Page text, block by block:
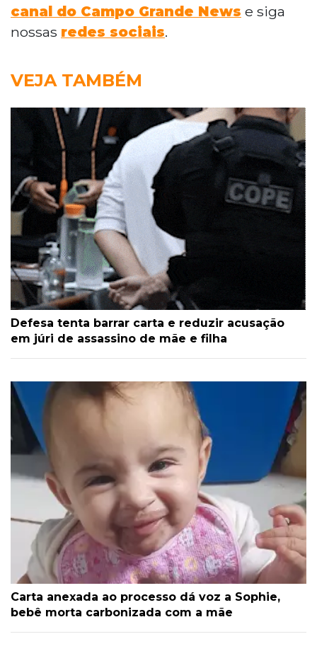
canal do Campo Grande News e siga
nossas redes sociais.
VEJA TAMBÉM
Defesa tenta barrar carta e reduzir acusação
em júri de assassino de mãe e filha
Carta anexada ao processo dá voz a Sophie,
bebê morta carbonizada com a mãe